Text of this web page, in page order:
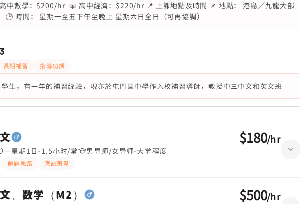
中數學：$200/hr 📖 高中經濟：$220/hr 📍 上課地點及時間 📌 地點： 港島／九龍大部
🕒 時間： 星期一至五下午至晚上 星期六日全日（可再協調）
長期補習 指導功課
生，有一年的補習經驗，現亦於屯門區中學作入校補習導師，教授中三中文和英文班
一星期1日-1.5小时/堂 男导师/女导师-大学程度
解題思路 應試策略
$180/hr
、数学（M2） $500/hr